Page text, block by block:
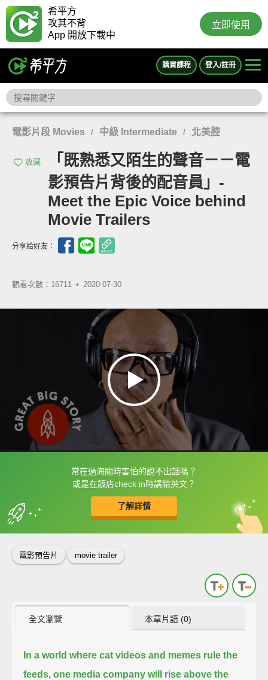
希平方
攻其不背
App 開放下載中
立即使用
購買課程 登入/註冊
電影片段 Movies / 中級 Intermediate / 北美腔
收藏
「既熟悉又陌生的聲音－－電
影預告片背後的配音員」-
Meet the Epic Voice behind
Movie Trailers
分享給好友：
觀看次數：16711 • 2020-07-30
常在過海關時害怕的說不出話嗎？
或是在飯店check in時講錯英文？
了解詳情
框選或點兩下字幕可以直接查字典喔！
收錄佳句 中
英
電影預告片 movie trailer
全文瀏覽 本章片語 (0)
In a world where cat videos and memes rule the
feeds, one media company will rise above the